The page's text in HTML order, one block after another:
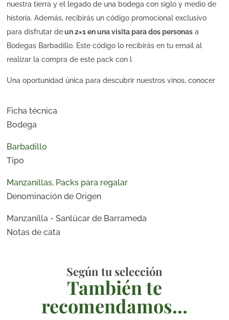
nuestra tierra y el legado de una bodega con siglo y medio de
historia. Además, recibirás un código promocional exclusivo
para disfrutar deun 2×1 en una visita para dos personas a
Bodegas Barbadillo. Este código lo recibirás en tu email al
realizar la compra de este pack con l
Una oportunidad única para descubrir nuestros vinos, conocer
en Sanlúcar de Barrameda.
Brinda por 150 años de tradición, pasión y excelencia con este
pack conmemorativo de edición especial.
Ficha técnica
Bodega
Barbadillo
Tipo
Manzanillas, Packs para regalar
Denominación de Origen
Manzanilla - Sanlúcar de Barrameda
Notas de cata
Según tu selección
También te
recomendamos…